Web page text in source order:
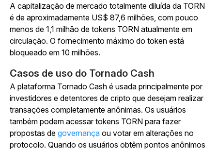
A capitalização de mercado totalmente diluída da TORN
é de aproximadamente US$ 87,6 milhões, com pouco
menos de 1,1 milhão de tokens TORN atualmente em
circulação. O fornecimento máximo do token está
bloqueado em 10 milhões.
Casos de uso do Tornado Cash
A plataforma Tornado Cash é usada principalmente por
investidores e detentores de cripto que desejam realizar
transações completamente anônimas. Os usuários
também podem acessar tokens TORN para fazer
propostas de governança ou votar em alterações no
protocolo. Quando os usuários obtêm pontos anônimos